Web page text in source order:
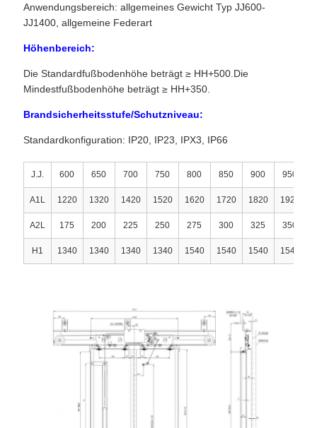
Anwendungsbereich: allgemeines Gewicht Typ JJ600-
JJ1400, allgemeine Federart
Höhenbereich:
Die Standardfußbodenhöhe beträgt ≥ HH+500.Die
Mindestfußbodenhöhe beträgt ≥ HH+350.
Brandsicherheitsstufe/Schutzniveau:
Standardkonfiguration: IP20, IP23, IPX3, IP66
J.J. 600 650 700 750 800 850 900 950
A1L 1220 1320 1420 1520 1620 1720 1820 1920
A2L 175 200 225 250 275 300 325 350
H1 1340 1340 1340 1340 1540 1540 1540 1540